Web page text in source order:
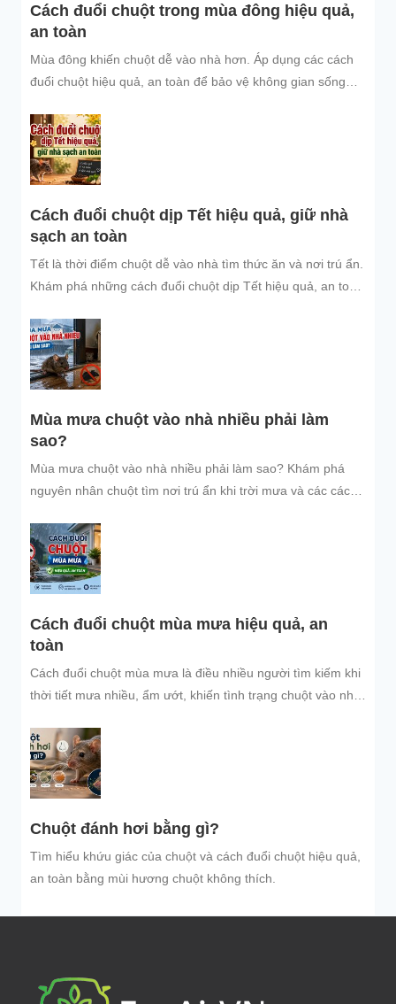
Cách đuổi chuột trong mùa đông hiệu quả,
an toàn
Mùa đông khiến chuột dễ vào nhà hơn. Áp dụng các cách
đuổi chuột hiệu quả, an toàn để bảo vệ không gian sống
Cách đuổi chuột dịp Tết hiệu quả, giữ nhà
sạch an toàn
Tết là thời điểm chuột dễ vào nhà tìm thức ăn và nơi trú ẩn.
Khám phá những cách đuổi chuột dịp Tết hiệu quả, an toàn
đình và đón năm mới an tâm.
Mùa mưa chuột vào nhà nhiều phải làm
sao?
Mùa mưa chuột vào nhà nhiều phải làm sao? Khám phá
nguyên nhân chuột tìm nơi trú ẩn khi trời mưa và các cách
bảo vệ không gian sống sạch sẽ.
Cách đuổi chuột mùa mưa hiệu quả, an
toàn
Cách đuổi chuột mùa mưa là điều nhiều người tìm kiếm khi
thời tiết mưa nhiều, ẩm ướt, khiến tình trạng chuột vào nhà
Chuột đánh hơi bằng gì?
Tìm hiểu khứu giác của chuột và cách đuổi chuột hiệu quả,
an toàn bằng mùi hương chuột không thích.